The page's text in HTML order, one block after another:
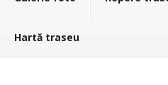
Hartă traseu